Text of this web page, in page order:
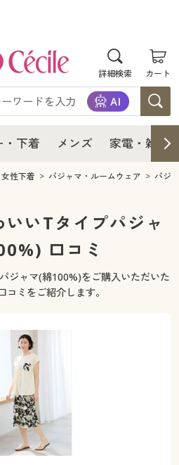
詳細検索 カート
販すべて
ック
・下着 メンズ 家電・雑貨
すべて
ック
女性下着 パジャマ・ルームウェア パジ
いTタイプパジャ
口コミ
ジャマ(綿100%)をご購入いただいた
コミをご紹介します。